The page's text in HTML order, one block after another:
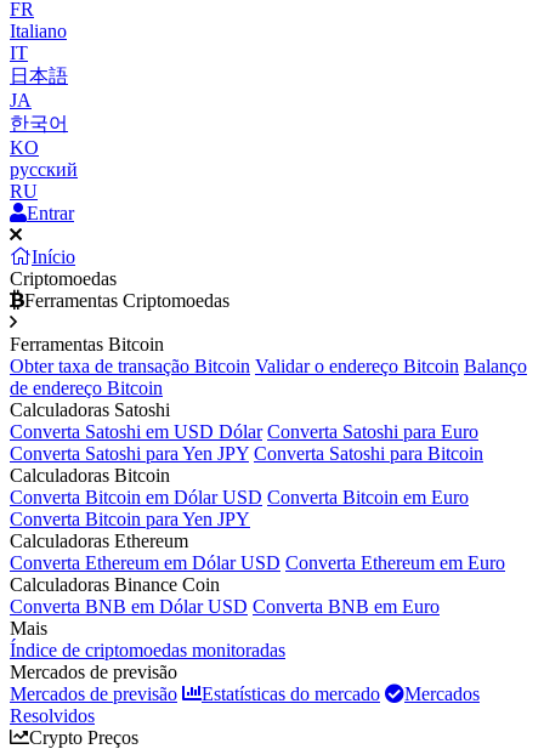
FR
Italiano
IT
日本語
JA
한국어
KO
русский
RU
Entrar
Início
Criptomoedas
Ferramentas Criptomoedas
Ferramentas Bitcoin
Obter taxa de transação Bitcoin Validar o endereço Bitcoin Balanço
de endereço Bitcoin
Calculadoras Satoshi
Converta Satoshi em USD Dólar Converta Satoshi para Euro
Converta Satoshi para Yen JPY Converta Satoshi para Bitcoin
Calculadoras Bitcoin
Converta Bitcoin em Dólar USD Converta Bitcoin em Euro
Converta Bitcoin para Yen JPY
Calculadoras Ethereum
Converta Ethereum em Dólar USD Converta Ethereum em Euro
Calculadoras Binance Coin
Converta BNB em Dólar USD Converta BNB em Euro
Mais
Índice de criptomoedas monitoradas
Mercados de previsão
Mercados de previsão
Estatísticas do mercado
Mercados
Resolvidos
Crypto Preços